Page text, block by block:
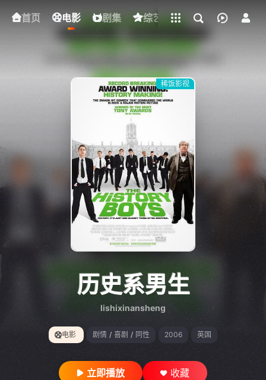
首页 电影 剧集 综艺 动漫 短剧
下载客户端
稀饭影视
历史系男生
lishixinansheng
电影 剧情 / 喜剧 / 同性 2006 英国
立即播放 收藏